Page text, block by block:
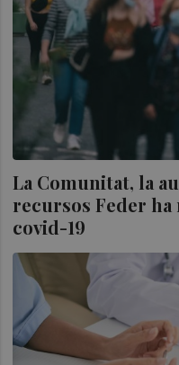
La Comunitat, la
recursos Feder
covid-19